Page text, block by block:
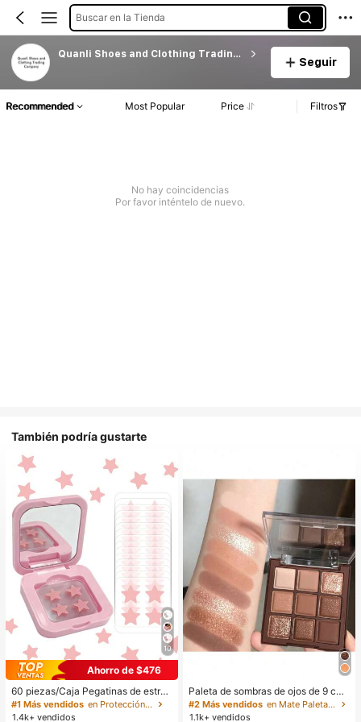
Buscar en la Tienda
Quanli Shoes and Clothing Trading Company
Seguir
Recommended Most Popular Price Filtros
No hay coincidencias
Por favor inténtelo de nuevo.
También podría gustarte
10
Ahorro de $476
60 piezas/Caja Pegatinas de estrell
a lindas - Pegatinas faciales, sin al
cohol, sin fragancia, suaves en la pi
#1 Más vendidos
en Protección de la piel
1.4k+ vendidos
Paleta de sombras de ojos de 9 col
ores de tonos tierra neutros de cho
colate con leche, maquillaje ligero,
#2 Más vendidos
en Mate Paletas de sombras de ojos
1.1k+ vendidos